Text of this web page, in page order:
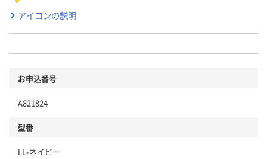
アイコンの説明
お申込番号
A821824
型番
LL-ネイビー